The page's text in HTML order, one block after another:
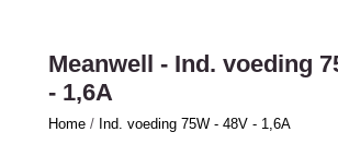
Meanwell - Ind. voeding
- 1,6A
Home / Ind. voeding 75W - 48V - 1,6A